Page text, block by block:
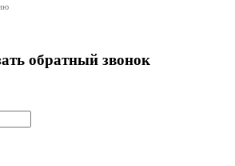
обратный звонок